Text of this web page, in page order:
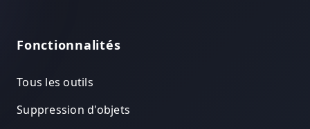
Fonctionnalités
Tous les outils
Suppression d'objets